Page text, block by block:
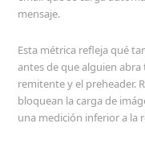
mensaje.
Esta métrica refleja qué
antes de que alguien
remitente y el preheader.
bloquean la carga de
una medición inferior a la